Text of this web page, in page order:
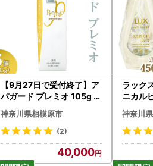
【9月27日で受付終了】ア
パガード プレミオ 105g 6
個 | 期間限定 歯磨き粉 ハ
ミガキ 歯 デンタルケア
神奈川県相模原市
(2)
40,000
ラック
ニカル
トリー
0g・つ
個セッ
可
神奈川